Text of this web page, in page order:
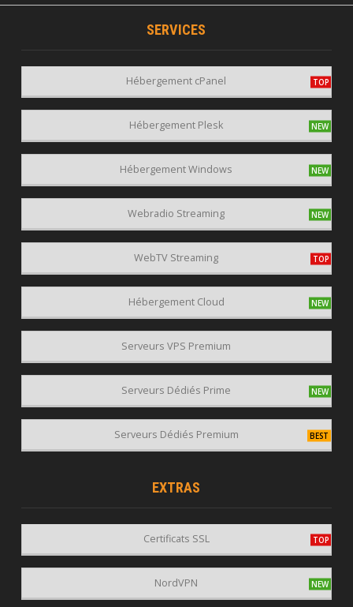
SERVICES
Hébergement cPanel
Hébergement Plesk
Hébergement Windows
Webradio Streaming
WebTV Streaming
Hébergement Cloud
Serveurs VPS Premium
Serveurs Dédiés Prime
Serveurs Dédiés Premium
EXTRAS
Certificats SSL
NordVPN